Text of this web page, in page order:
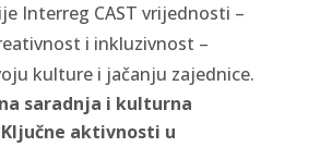
Interreg CAST vrijednosti –
i inkluzivnost –
kulture i jačanju zajednice.
saradnja i kulturna
Ključne aktivnosti u